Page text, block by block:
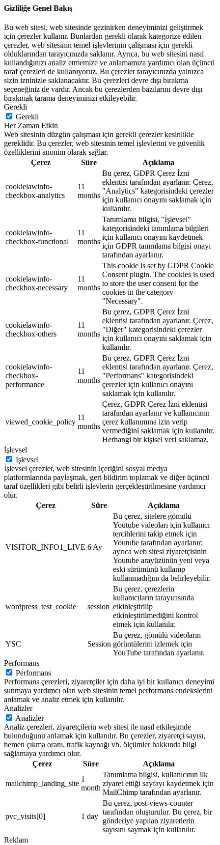
Gizliliğe Genel Bakış
Bu web sitesi, web sitesinde gezinirken deneyiminizi geliştirmek
için çerezler kullanır. Bunlardan gerekli olarak kategorize edilen
çerezler, web sitesinin temel işlevlerinin çalışması için gerekli
olduklarından tarayıcınızda saklanır. Ayrıca, bu web sitesini nasıl
kullandığınızı analiz etmemize ve anlamamıza yardımcı olan üçüncü
taraf çerezleri de kullanıyoruz. Bu çerezler tarayıcınızda yalnızca
sizin izninizle saklanacaktır. Bu çerezleri devre dışı bırakma
seçeneğiniz de vardır. Ancak bu çerezlerden bazılarını devre dışı
bırakmak tarama deneyiminizi etkileyebilir.
Gerekli
Gerekli
Her Zaman Etkin
Web sitesinin düzgün çalışması için gerekli çerezler kesinlikle
gereklidir. Bu çerezler, web sitesinin temel işlevlerini ve güvenlik
özelliklerini anonim olarak sağlar.
Çerez
Süre Açıklama
cookielawinfo-
checkbox-analytics
11
months
Bu çerez, GDPR Çerez İzni
eklentisi tarafından ayarlanır. Çerez,
"Analytics" kategorisindeki çerezler
için kullanıcı onayını saklamak için
kullanılır.
cookielawinfo-
checkbox-functional
11
months
Tanımlama bilgisi, "İşlevsel"
kategorisindeki tanımlama bilgileri
için kullanıcı onayını kaydetmek
için GDPR tanımlama bilgisi onayı
tarafından ayarlanır.
cookielawinfo-
checkbox-necessary
11
months
This cookie is set by GDPR Cookie
Consent plugin. The cookies is used
to store the user consent for the
cookies in the category
"Necessary".
cookielawinfo-
checkbox-others
11
months
Bu çerez, GDPR Çerez İzni
eklentisi tarafından ayarlanır. Çerez,
"Diğer" kategorisindeki çerezler
için kullanıcı onayını saklamak için
kullanılır.
cookielawinfo-
checkbox-
performance
11
months
Bu çerez, GDPR Çerez İzni
eklentisi tarafından ayarlanır. Çerez,
"Performans" kategorisindeki
çerezler için kullanıcı onayını
saklamak için kullanılır.
viewed_cookie_policy
11
months
Çerez, GDPR Çerez İzni eklentisi
tarafından ayarlanır ve kullanıcının
çerez kullanımına izin verip
vermediğini saklamak için kullanılır.
Herhangi bir kişisel veri saklamaz.
İşlevsel
İşlevsel
İşlevsel çerezler, web sitesinin içeriğini sosyal medya
platformlarında paylaşmak, geri bildirim toplamak ve diğer üçüncü
taraf özellikleri gibi belirli işlevlerin gerçekleştirilmesine yardımcı
olur.
Çerez
Süre Açıklama
VISITOR_INFO1_LIVE 6 Ay
Bu çerez, sitelere gömülü
Youtube videoları için kullanıcı
tercihlerini takip etmek için
Youtube tarafından ayarlanır;
ayrıca web sitesi ziyaretçisinin
Youtube arayüzünün yeni veya
eski sürümünü kullanıp
kullanmadığını da belirleyebilir.
wordpress_test_cookie session
Bu çerez, çerezlerin
kullanıcıların tarayıcısında
etkinleştirilip
etkinleştirilmediğini kontrol
etmek için kullanılır.
YSC Session
Bu çerez, gömülü videoların
görüntülerini izlemek için
YouTube tarafından ayarlanır.
Performans
Performans
Performans çerezleri, ziyaretçiler için daha iyi bir kullanıcı deneyimi
sunmaya yardımcı olan web sitesinin temel performans endekslerini
anlamak ve analiz etmek için kullanılır.
Analizler
Analizler
Analiz çerezleri, ziyaretçilerin web sitesi ile nasıl etkileşimde
bulunduğunu anlamak için kullanılır. Bu çerezler, ziyaretçi sayısı,
hemen çıkma oranı, trafik kaynağı vb. ölçümler hakkında bilgi
sağlamaya yardımcı olur.
Çerez
Süre Açıklama
mailchimp_landing_site
1
month
Tanımlama bilgisi, kullanıcının ilk
ziyaret ettiği sayfayı kaydetmek için
MailChimp tarafından ayarlanır.
pvc_visits[0] 1 day
Bu çerez, post-views-counter
tarafından oluşturulur. Bu çerez, bir
gönderiye yapılan ziyaretlerin
sayısını saymak için kullanılır.
Reklam